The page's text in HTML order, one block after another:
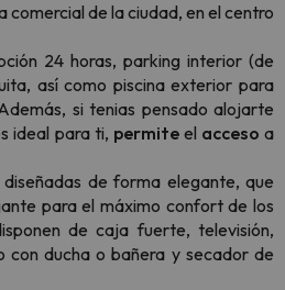
comercial de la ciudad, en el centro
24 horas, parking interior (de
así como piscina exterior para
si tenias pensado alojarte
ideal para ti, permite el accesoa
de forma elegante, que
para el máximo confort de los
de caja fuerte, televisión,
ducha o bañera y secador de